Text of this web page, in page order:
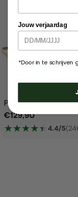
Padova Grillpan
Normale
prijs
€129,90
★
★★
★★
★★
★★
★ 4.4/5
Jouw verjaardag
*Door in te schrijven